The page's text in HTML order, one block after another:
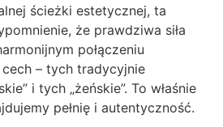
ścieżki estetycznej, ta
że prawdziwa siła
połączeniu
– tych tradycyjnie
i tych „żeńskie”. To właśnie
pełnię i autentyczność.